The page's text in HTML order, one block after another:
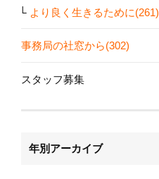
より良く生きるために(261)
事務局の社窓から(302)
スタッフ募集
年別アーカイブ